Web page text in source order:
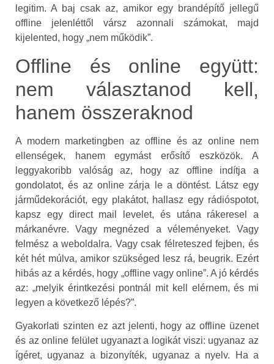
legitim. A baj csak az, amikor egy brandépítő jellegű
offline jelenléttől vársz azonnali számokat, majd
kijelented, hogy „nem működik”.
Offline és online együtt:
nem választanod kell,
hanem összeraknod
A modern marketingben az offline és az online nem
ellenségek, hanem egymást erősítő eszközök. A
leggyakoribb valóság az, hogy az offline indítja a
gondolatot, és az online zárja le a döntést. Látsz egy
járműdekorációt, egy plakátot, hallasz egy rádióspotot,
kapsz egy direct mail levelet, és utána rákeresel a
márkanévre. Vagy megnézed a véleményeket. Vagy
felmész a weboldalra. Vagy csak félreteszed fejben, és
két hét múlva, amikor szükséged lesz rá, beugrik. Ezért
hibás az a kérdés, hogy „offline vagy online”. A jó kérdés
az: „melyik érintkezési pontnál mit kell elérnem, és mi
legyen a következő lépés?”.
Gyakorlati szinten ez azt jelenti, hogy az offline üzenet
és az online felület ugyanazt a logikát viszi: ugyanaz az
ígéret, ugyanaz a bizonyíték, ugyanaz a nyelv. Ha a